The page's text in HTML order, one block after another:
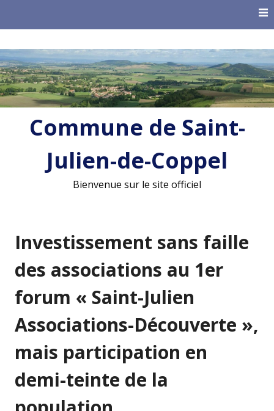
Commune de Saint-
Julien-de-Coppel
Bienvenue sur le site officiel
Investissement sans faille
des associations au 1er
forum « Saint-Julien
Associations-Découverte »,
mais participation en
demi-teinte de la